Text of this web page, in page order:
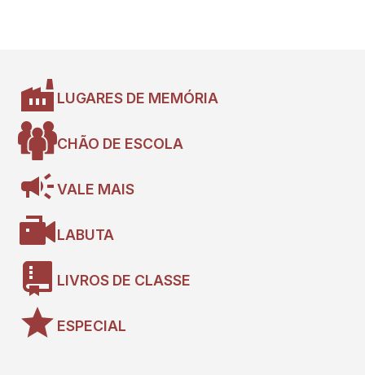
LUGARES DE MEMÓRIA
CHÃO DE ESCOLA
VALE MAIS
LABUTA
LIVROS DE CLASSE
ESPECIAL